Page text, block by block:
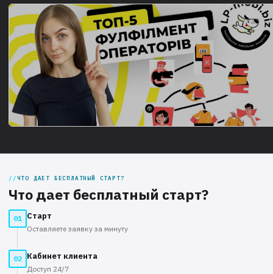
ЧТО ДАЕТ БЕСПЛАТНЫЙ СТАРТ?
Что дает бесплатный старт?
01 Старт
Оставляете заявку за минуту
02 Кабинет клиента
Доступ 24/7